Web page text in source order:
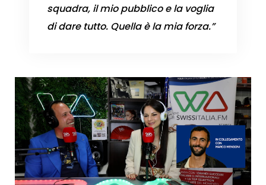
squadra, il mio pubblico e la voglia
di dare tutto. Quella è la mia forza.”